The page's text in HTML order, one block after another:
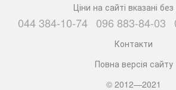
Ціни на сайті вказані
044 384-10-74 096 883-84-03
Контакти
Повна версія сайту
© 2012—2021